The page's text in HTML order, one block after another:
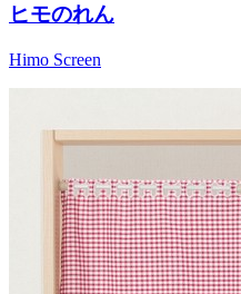
ヒモのれん
Himo Screen